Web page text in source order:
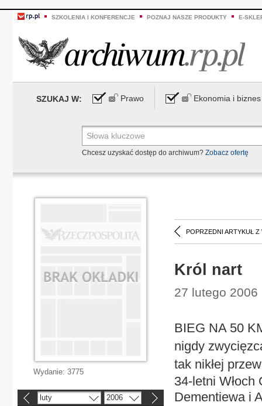
SZKOLENIA I KONFERENCJE POZNAJ NASZE PRODUKTY E-
SZUKAJ W: Prawo Ekonomia i biznes
Chcesz uzyskać dostęp do archiwum? Zobacz ofertę
POPRZEDNI ARTYKUŁ Z
Król nart
27 lutego 2006
BIEG NA 50
nigdy
tak nikłej
34-letni
Dementiewa i
Wydanie: 3775
luty 2006